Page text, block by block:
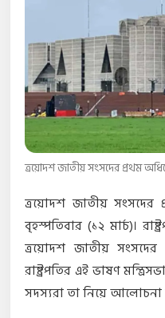
ত্রয়োদশ জাতীয় সংসদের প্রথম
ত্রয়োদশ জাতীয়
বৃহস্পতিবার (১২ মার্চ)।
ত্রয়োদশ জাতীয় সংসদের
রাষ্ট্রপতির এই ভাষণ
সদস্যরা তা নিয়ে আলোচনা